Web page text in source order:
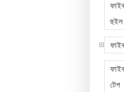
হুইল
টেপ